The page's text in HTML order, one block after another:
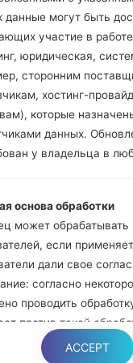
данные могут быть
участие в
юридическая,
сторонним
хостинг-
которые
данных.
у владельца в
основа обработки
может
если
дали свое
согласно
проводить
против такой
или любое другое
ACCEPT